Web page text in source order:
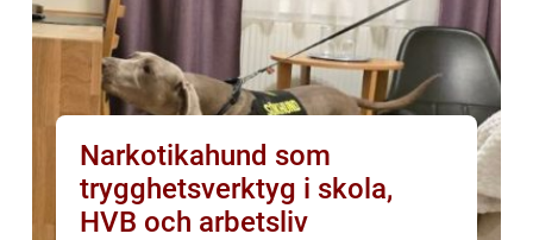
Narkotikahund som
trygghetsverktyg i skola,
HVB och arbetsliv